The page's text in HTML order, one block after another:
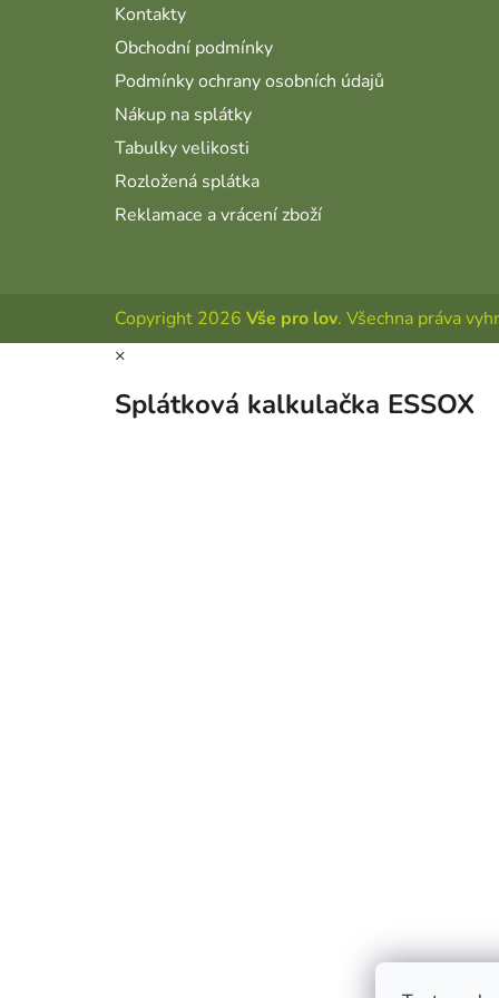
Kontakty
Obchodní podmínky
Podmínky ochrany osobních údajů
Nákup na splátky
Tabulky velikosti
Rozložená splátka
Reklamace a vrácení zboží
Copyright 2026 Vše pro lov. Všechna práva
×
Splátková kalkulačka ESSOX